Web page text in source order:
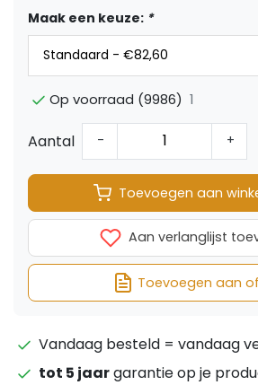
Maak een keuze: *
Op voorraad (9986) 1
Aantal - +
Toevoegen aan
Aan verlanglijst
Toevoegen aan
Vandaag besteld = vandaag
tot 5 jaargarantie op je